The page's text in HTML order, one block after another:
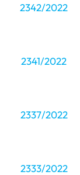
2342/2022
2341/2022
2337/2022
2333/2022